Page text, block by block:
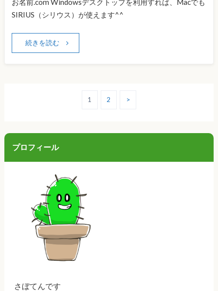
お名前.com Windowsデスクトップを利用すれば、Macでも
SIRIUS（シリウス）が使えます^^
続きを読む
1 2 >
プロフィール
さぼてんです